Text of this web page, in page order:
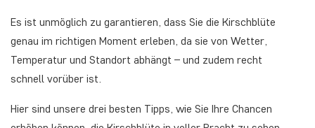
Es ist unmöglich zu garantieren, dass Sie die Kirschblüte
genau im richtigen Moment erleben, da sie von Wetter,
Temperatur und Standort abhängt – und zudem recht
schnell vorüber ist.
Hier sind unsere drei besten Tipps, wie Sie Ihre Chancen